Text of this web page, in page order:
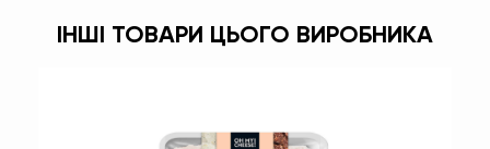
ІНШІ ТОВАРИ ЦЬОГО ВИРОБНИКА